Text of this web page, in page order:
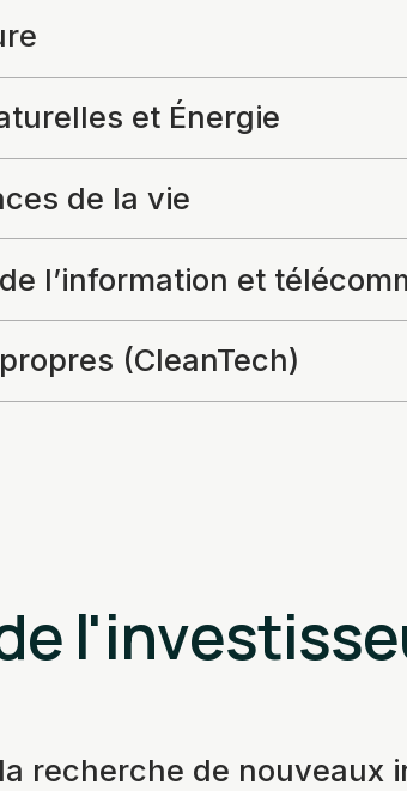
et Énergie
de la vie
l’information et
(CleanTech)
recherche de nouveaux